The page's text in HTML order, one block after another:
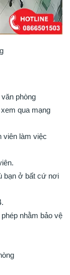
phòng
qua mạng
viên làm việc
bạn ở bất cứ nơi
nhằm bảo vệ